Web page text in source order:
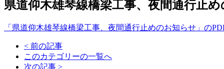
県道仰木雄琴線橋梁工事、夜間通行止
「県道仰木雄琴線橋梁工事、夜間通行止めのお知らせ」の
< 前の記事
このカテゴリーの一覧へ
次の記事 >